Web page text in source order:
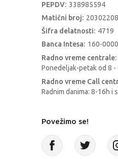
PEPDV: 338985594
Matični broj: 20302208
Šifra delatnosti: 4719
Banca Intesa: 160-
Radno vreme centrale:
Ponedeljak-petak od 8 -
Radno vreme Call
Radnim danima: 8-16h i
Povežimo se!